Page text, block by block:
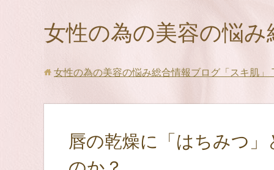
女性の為の美容の悩
女性の為の美容の悩み総合情報ブログ「スキ肌」
唇の乾燥に「はちみつ